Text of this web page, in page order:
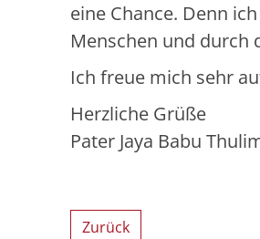
eine Chance. Denn
Menschen und durch
Ich freue mich sehr
Herzliche Grüße
Pater Jaya Babu
Zurück